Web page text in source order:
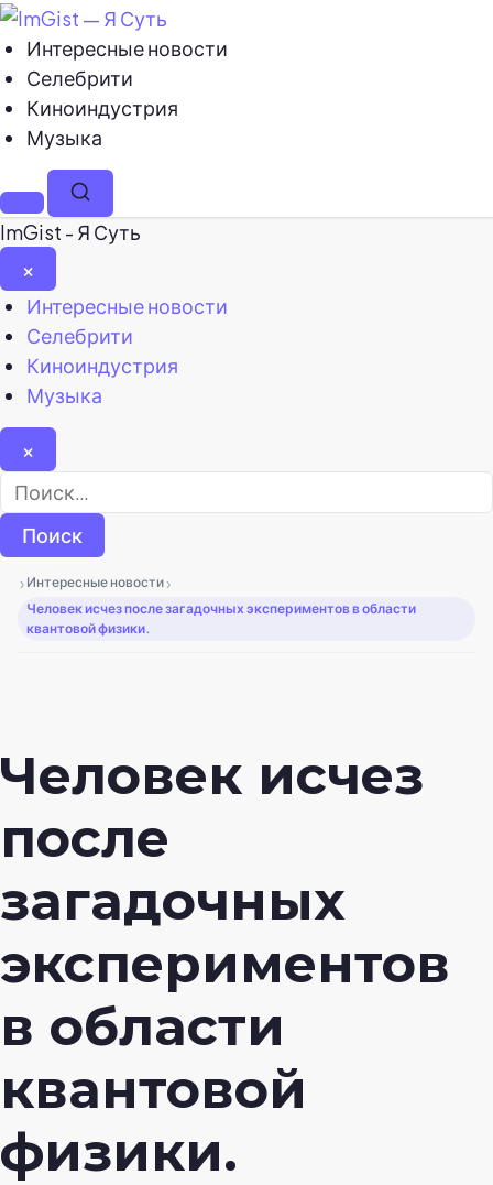
Интересные новости
Селебрити
Киноиндустрия
Музыка
МенюПоиск
ImGist - Я Суть
×
Закрыть
меню
Интересные новости
Селебрити
Киноиндустрия
Музыка
×
Найти:
› Интересные новости ›
Человек исчез после загадочных экспериментов в области
квантовой физики.
Человек исчез
после
загадочных
экспериментов
в области
квантовой
физики.